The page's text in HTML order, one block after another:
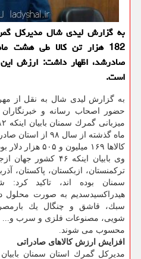
به گزارش لیدی شال مدیركل
182 هزار تن كالا طی هشت
است.
به گزارش لیدی شال به نقل از
حضور اصحاب رسانه و
ماه گذشته از سال
كالاها ۱۶۹ میلیون و ۵۰۵ هزار دلار بوده است.
وی بابیان اینكه ۴۶
تركمنستان، ازبكستان، پاكستان،
سمنان بوده اند، تاكید
هیدراكسیدسدیم به صورت محلول
سبك، قاشق و چنگال یك
شویی، مصنوعات فلزی و سرب و...
محسوب می شوند.
افزایش ارزش كالاهای صادراتی
مدیركل گمرك استان سمنان